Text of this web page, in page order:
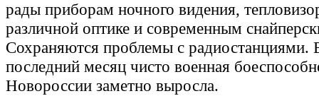
рады приборам ночного видения,
различной оптике и современным
Сохраняются проблемы с радиостанциями.
последний месяц чисто военная
Новороссии заметно выросла.